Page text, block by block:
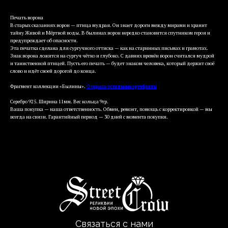
Печать ворона
В старых сказаниях ворон — птица мудрая. Он знает дороги между мирами и хранит
тайну Живой и Мёртвой воды. В былинах ворон нередко становится спутником героя и
предупреждает об опасности.
Эта печатка сделана для сургучного оттиска — как на старинных письмах и грамотах.
Знак ворона ложится на сургуч чётко и глубоко. С давних времён ворон считался мудрой
и таинственной птицей. Пусть его печать — будет знаком человека, который держит своё
слово и идёт своей дорогой до конца.
Фрагмент коллекции «Былины». Открыть остальные артефакты
Серебро 925. Ширина 11мм. Вес кольца 9гр.
Ваша покупка — наша ответственность. Обмен, ремонт, помощь с корректировкой — мы
всегда на связи. Гарантийный период — 30 дней с момента покупки.
Связаться с нами